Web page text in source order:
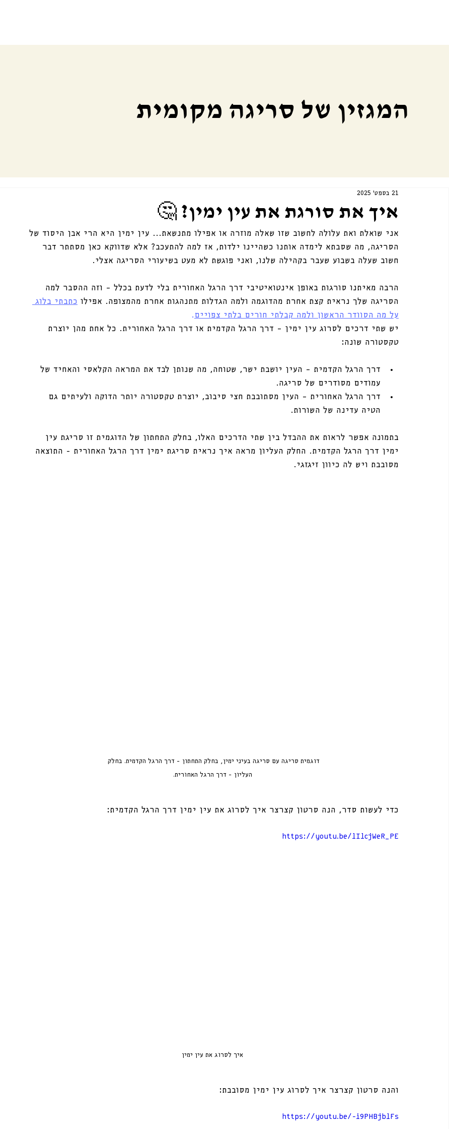
המגזין של סריגה מקומית
איך את סורגת את עין ימין? 🤔
21 בספט׳ 2025
אני שואלת ואת עלולה לחשוב שזו שאלה מוזרה או אפילו מתנשאת... עין ימין היא הרי אבן היסוד של
הסריגה, מה שסבתא לימדה אותנו כשהיינו ילדות, אז למה להתעכב? אלא שדווקא כאן מסתתר דבר
חשוב שעלה בשבוע שעבר בקהילה שלנו, ואני פוגשת לא מעט בשיעורי הסריגה אצלי.
הרבה מאיתנו סורגות באופן אינטואיטיבי דרך הרגל האחורית בלי לדעת בכלל – וזה ההסבר למה
הסריגה שלך נראית קצת אחרת מהדוגמה ולמה הגדלות מתנהגות אחרת מהמצופה. אפילו כתבתי בלוג
על מה הסוודר הראשון ולמה קבלתי חורים בלתי צפויים.
יש שתי דרכים לסרוג עין ימין – דרך הרגל הקדמית או דרך הרגל האחורית. כל אחת מהן יוצרת
טקסטורה שונה:
דרך הרגל הקדמית – העין יושבת ישר, שטוחה, מה שנותן לבד את המראה הקלאסי והאחיד של
עמודים מסודרים של סריגה.
דרך הרגל האחורית – העין מסתובבת חצי סיבוב, יוצרת טקסטורה יותר הדוקה ולעיתים גם
הטיה עדינה של השורות.
בתמונה אפשר לראות את ההבדל בין שתי הדרכים האלו, בחלק התחתון של הדוגמית זו סריגת עין
ימין דרך הרגל הקדמית. החלק העליון מראה איך נראית סריגת ימין דרך הרגל האחורית - התוצאה
מסובבת ויש לה כיוון זיגזגי.
דוגמית סריגה עם סריגה בעיני ימין, בחלק התחתון - דרך הרגל הקדמית. בחלק
העליון - דרך הרגל האחורית.
כדי לעשות סדר, הנה סרטון קצרצר איך לסרוג את עין ימין דרך הרגל הקדמית:
https://youtu.be/lIlcjWeR_PE
איך לסרוג את עין ימין
והנה סרטון קצרצר איך לסרוג עין ימין מסובבת:
https://youtu.be/-i9PHBjblFs